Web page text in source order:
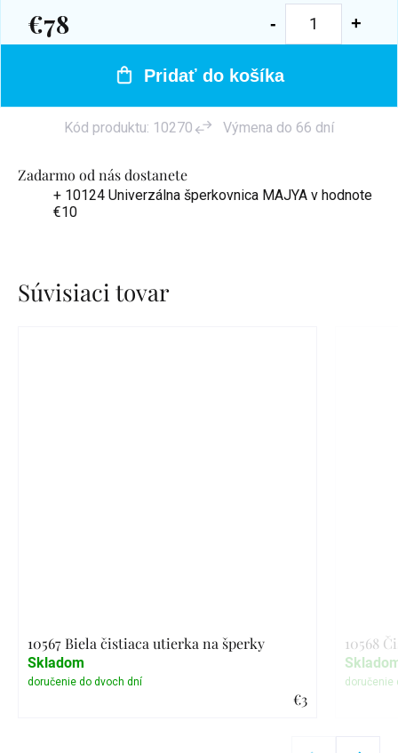
Zadarmo od nás dostanete
+ 10124 Univerzálna šperkovnica MAJYA v hodnote
€10
€78
Jednotková
Pridať do košíka
Kód produktu: 10270 Výmena do 66 dní
Súvisiaci tovar
10567 Biela čistiaca utierka na šperky
€3
Skladom
10568